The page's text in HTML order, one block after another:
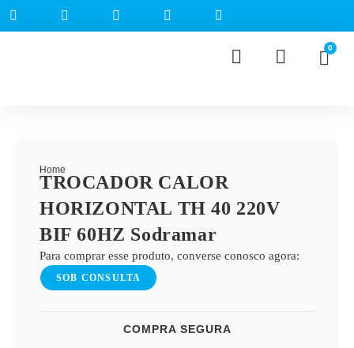
0
Home
TROCADOR CALOR
HORIZONTAL TH 40 220V
BIF 60HZ Sodramar
Para comprar esse produto, converse conosco agora:
SOB CONSULTA
COMPRA SEGURA